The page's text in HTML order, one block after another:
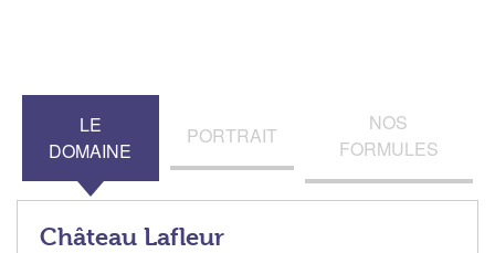
LE
DOMAINE
PORTRAIT
NOS
FORMULES
Château Lafleur